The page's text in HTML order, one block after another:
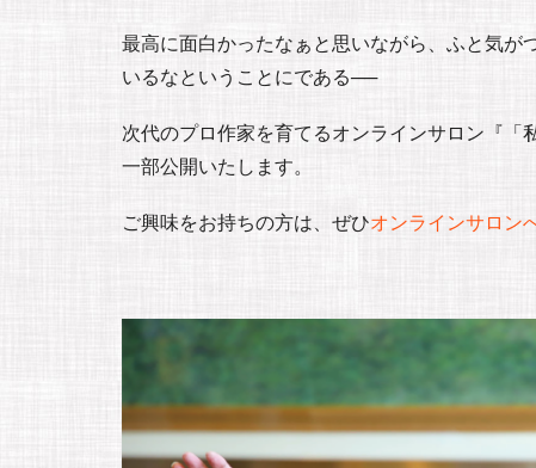
最高に面白かったなぁと思いながら、ふと気
いるなということにである──
次代のプロ作家を育てるオンラインサロン『「
一部公開いたします。
ご興味をお持ちの方は、ぜひオンラインサロン